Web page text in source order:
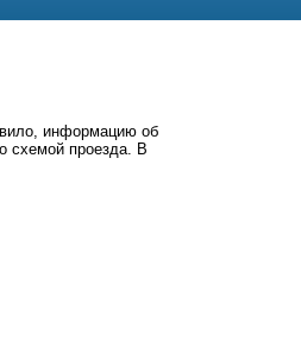
информацию об
схемой проезда. В